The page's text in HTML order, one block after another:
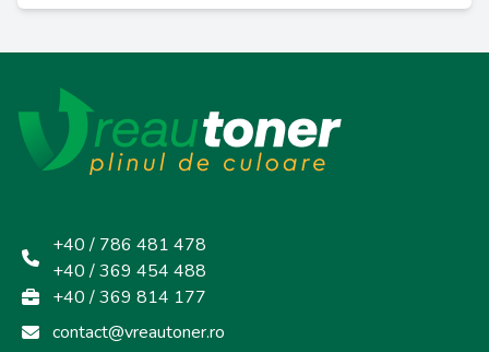
+40 / 786 481 478
+40 / 369 454 488
+40 / 369 814 177
contact@vreautoner.ro